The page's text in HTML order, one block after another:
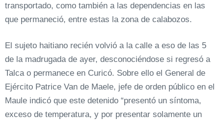
transportado, como también a las dependencias en las
que permaneció, entre estas la zona de calabozos.
El sujeto haitiano recién volvió a la calle a eso de las 5
de la madrugada de ayer, desconociéndose si regresó a
Talca o permanece en Curicó. Sobre ello el General de
Ejército Patrice Van de Maele, jefe de orden público en el
Maule indicó que este detenido “presentó un síntoma,
exceso de temperatura, y por presentar solamente un